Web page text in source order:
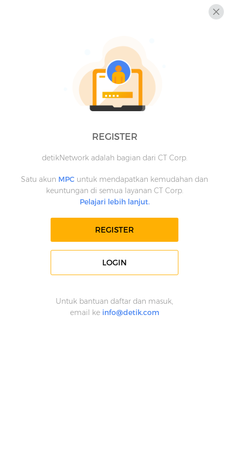
REGISTER
detikNetwork adalah bagian dari CT Corp.
Satu akun MPC untuk mendapatkan kemudahan dan
keuntungan di semua layanan CT Corp.
Pelajari lebih lanjut.
REGISTER
LOGIN
Untuk bantuan daftar dan masuk,
email ke info@detik.com